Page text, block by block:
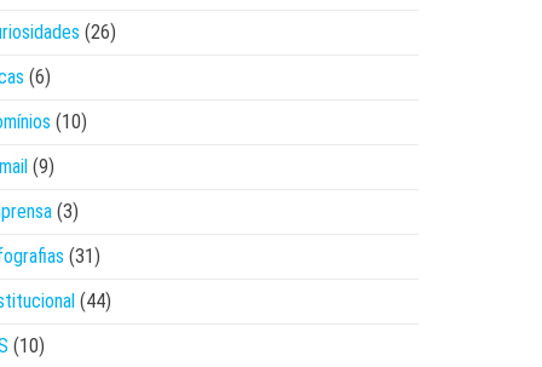
(26)
(6)
(10)
(9)
(3)
(31)
(44)
(10)